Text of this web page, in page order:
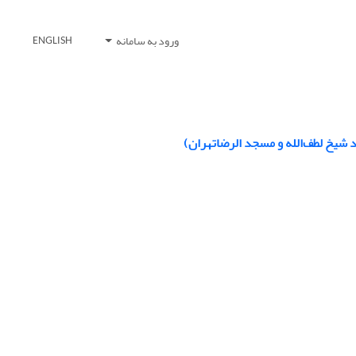
ورود به سامانه ENGLISH
لطف‌الله و مسجد الرضاتهران)